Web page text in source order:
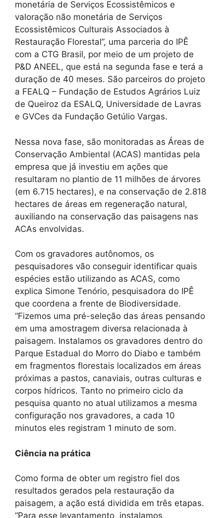
monetária de Serviços Ecossistêmicos e
valoração não monetária de Serviços
Ecossistêmicos Culturais Associados à
Restauração Florestal”, uma parceria do IPÊ
com a CTG Brasil, por meio de um projeto de
P&D ANEEL, que está na segunda fase e terá a
duração de 40 meses. São parceiros do projeto
a FEALQ – Fundação de Estudos Agrários Luiz
de Queiroz da ESALQ, Universidade de Lavras
e GVCes da Fundação Getúlio Vargas.
Nessa nova fase, são monitoradas as Áreas de
Conservação Ambiental (ACAS) mantidas pela
empresa que já investiu em ações que
resultaram no plantio de 11 milhões de árvores
(em 6.715 hectares), e na conservação de 2.818
hectares de áreas em regeneração natural,
auxiliando na conservação das paisagens nas
ACAs envolvidas.
Com os gravadores autônomos, os
pesquisadores vão conseguir identificar quais
espécies estão utilizando as ACAS, como
explica Simone Tenório, pesquisadora do IPÊ
que coordena a frente de Biodiversidade.
“Fizemos uma pré-seleção das áreas pensando
em uma amostragem diversa relacionada à
paisagem. Instalamos os gravadores dentro do
Parque Estadual do Morro do Diabo e também
em fragmentos florestais localizados em áreas
próximas a pastos, canaviais, outras culturas e
corpos hídricos. Tanto no primeiro ciclo da
pesquisa quanto no atual utilizamos a mesma
configuração nos gravadores, a cada 10
minutos eles registram 1 minuto de som.
Ciência na prática
Como forma de obter um registro fiel dos
resultados gerados pela restauração da
paisagem, a ação está dividida em três etapas.
“Para esse levantamento, instalamos